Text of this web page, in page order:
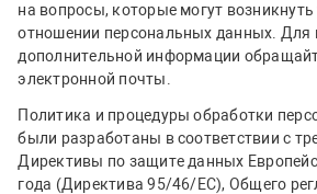
на вопросы, которые могут возникнуть
отношении персональных данных. Для
дополнительной информации
электронной почты.
Политика и процедуры обработки
были разработаны в соответствии с
Директивы по защите данных
года (Директива 95/46/EC), Общего